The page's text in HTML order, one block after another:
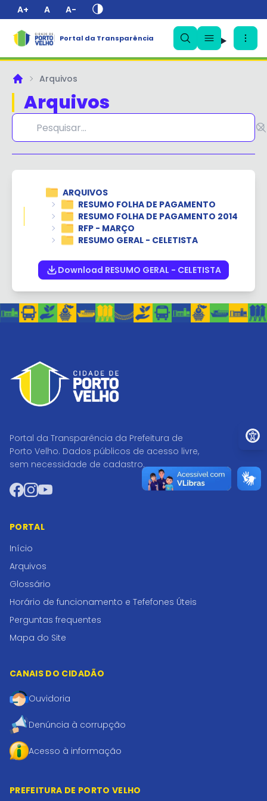
A+ A A-
Portal da Transparência
PrincipalArquivos
Arquivos
ARQUIVOS
RESUMO FOLHA DE PAGAMENTO
RESUMO FOLHA DE PAGAMENTO 2014
RFP - MARÇO
RESUMO GERAL - CELETISTA
Download RESUMO GERAL - CELETISTA
Portal da Transparência da Prefeitura de
Porto Velho. Dados públicos de acesso livre,
sem necessidade de cadastro.
Facebook
Instagram
YouTube
PORTAL
Início
Arquivos
Glossário
Horário de funcionamento e Tefefones Úteis
Perguntas frequentes
Mapa do Site
CANAIS DO CIDADÃO
Ouvidoria
Denúncia à corrupção
Acesso à informação
PREFEITURA DE PORTO VELHO
✕
Ir